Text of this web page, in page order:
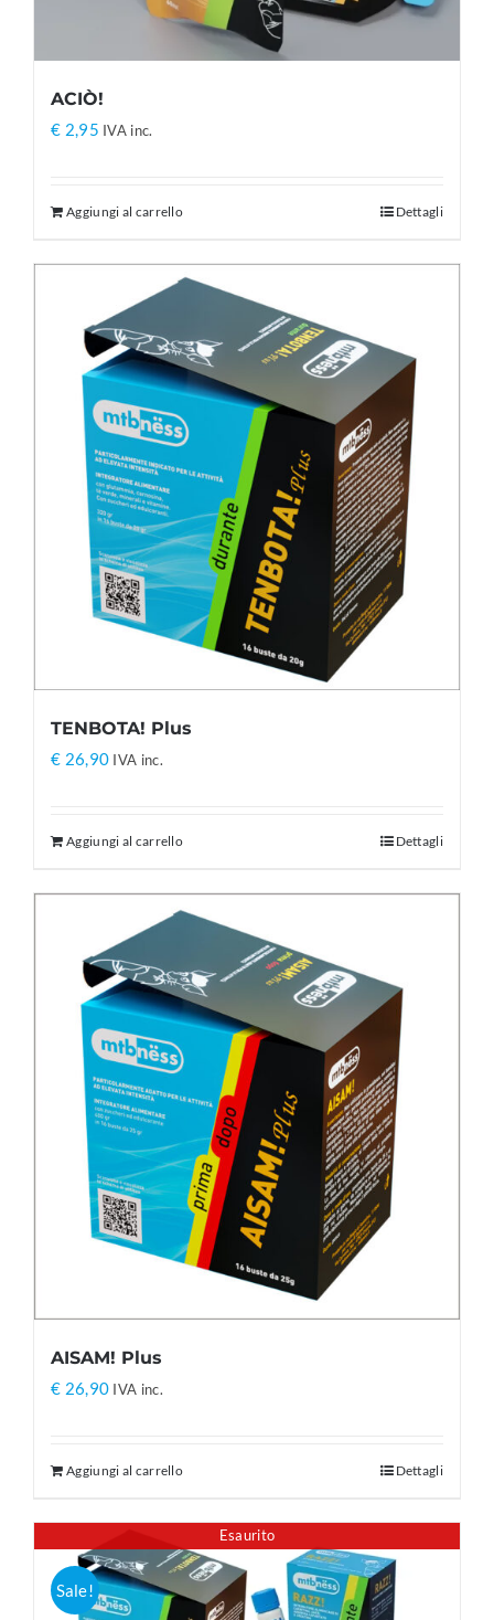
ACIÒ!
€ 2,95 IVA inc.
Aggiungi al carrello Dettagli
TENBOTA! Plus
€ 26,90 IVA inc.
Aggiungi al carrello Dettagli
AISAM! Plus
€ 26,90 IVA inc.
Aggiungi al carrello Dettagli
Esaurito
Sale!